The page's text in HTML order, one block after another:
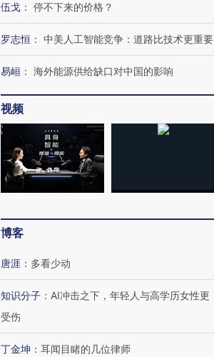
伍戈 ： 停不下来的价格？
罗志恒 ： 中美人工智能竞争：道路比技术更重要
易峘 ： 海外能源供给缺口对中国的影响
视频
博客
唐涯 ： 多看少动
知识分子 ： AI冲击之下，年轻人与高学历女性更
受伤
丁金坤 ： 耳闻目睹的几位律师